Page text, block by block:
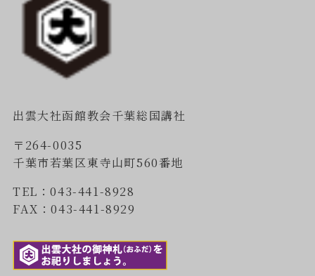
出雲大社函館教会千葉総国講社
〒264-0035
千葉市若葉区東寺山町560番地
TEL：043-441-8928
FAX：043-441-8929